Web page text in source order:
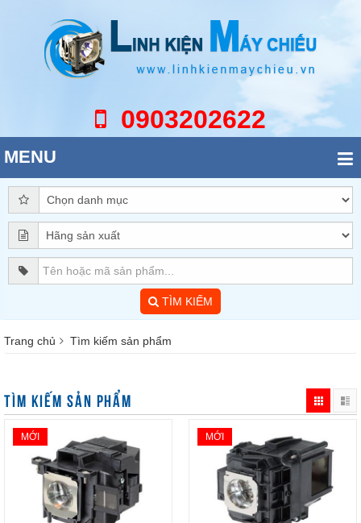
0903202622
MENU
TÌM KIẾM
Trang chủ Tìm kiếm sản phẩm
TÌM KIẾM SẢN PHẨM
MỚI MỚI